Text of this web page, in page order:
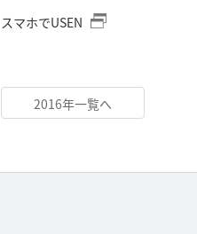
スマホでUSEN
2016年一覧へ